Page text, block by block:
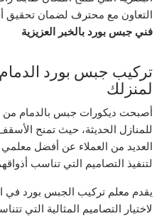
التعاون مع محترف لضمان تحقيق
فني جبس بورد بالخبر العزيزية
تركيب جبس بورد
لمنزلك
أصبحت ديكورات جبس بالدمام من
للمنازل الحديثة، حيث تمنح
العديد من العملاء عن أفضل
لتنفيذ التصاميم التي تناسب
يقدم معلم تركيب الجبس بورد في
لاختيار التصاميم المثالية التي